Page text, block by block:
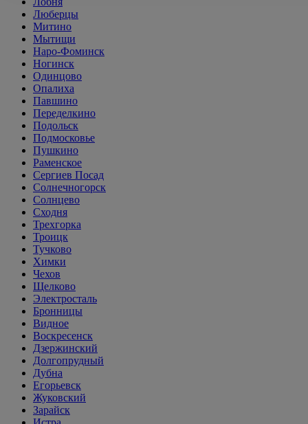
Люберцы
Митино
Мытищи
Наро-Фоминск
Ногинск
Одинцово
Опалиха
Павшино
Переделкино
Подольск
Подмосковье
Пушкино
Раменское
Сергиев Посад
Солнечногорск
Солнцево
Сходня
Трехгорка
Троицк
Тучково
Химки
Чехов
Щелково
Электросталь
Бронницы
Видное
Воскресенск
Дзержинский
Долгопрудный
Дубна
Егорьевск
Жуковский
Зарайск